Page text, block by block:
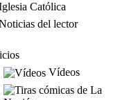
Católica
del lector
Vídeos